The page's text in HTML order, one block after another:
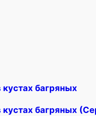
багряных
багряных